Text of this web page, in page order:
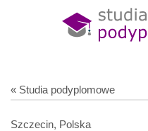
« Studia podyplomowe
Szczecin, Polska